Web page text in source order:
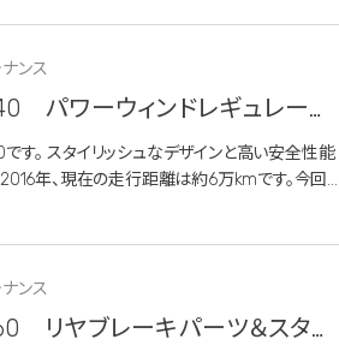
ンス
パワーウィンドレギュレータ
す。 スタイリッシュなデザインと高い安全性能
年、現在の走行距離は約6万kmです。今回は
ンス
リヤブレーキパーツ＆スタビ